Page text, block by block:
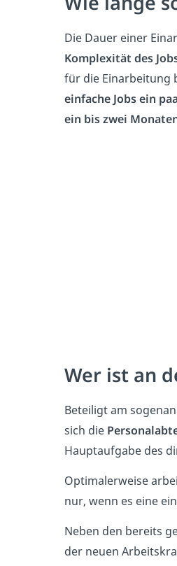
Die Dauer einer
Komplexität des
für die Einarbeitung
einfache Jobs ein
ein bis zwei
Wer ist an
Beteiligt am
sich die
Hauptaufgabe des
Optimalerweise
nur, wenn es eine
Neben den bereits
der neuen